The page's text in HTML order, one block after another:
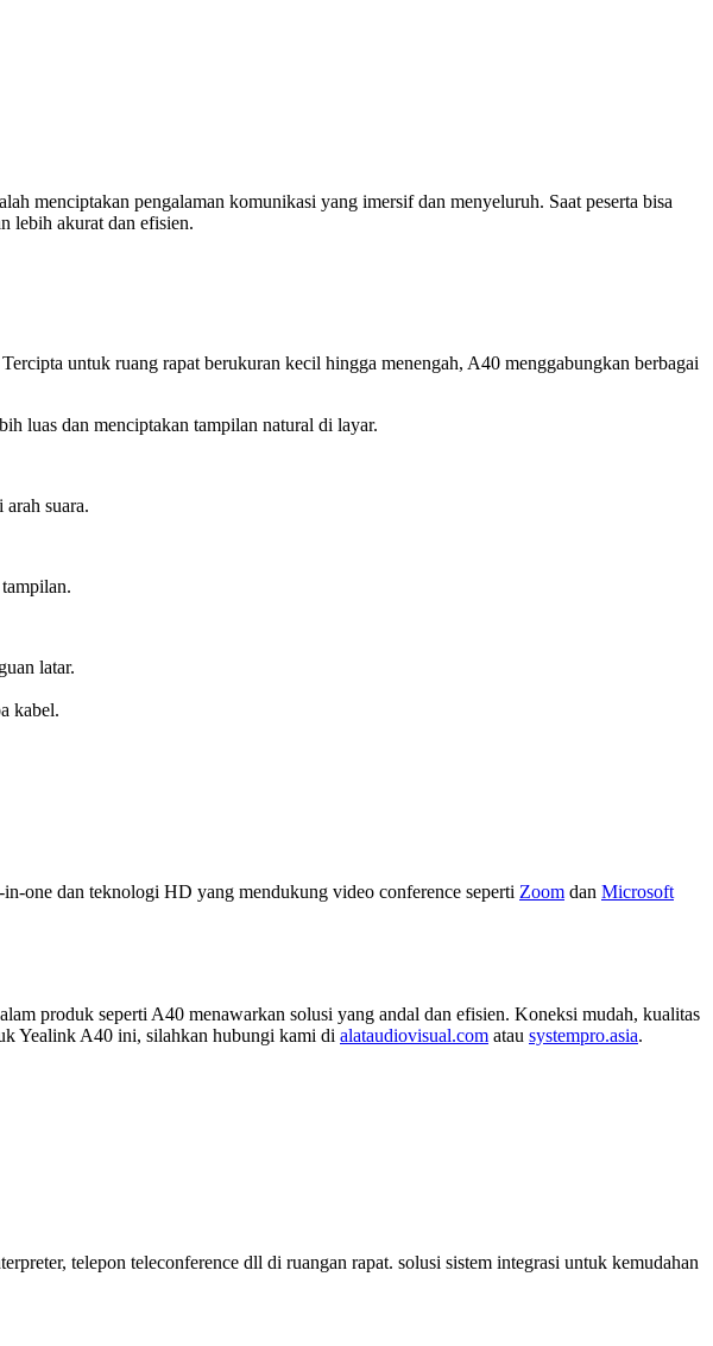
menciptakan pengalaman komunikasi yang imersif dan menyeluruh. Saat peserta bisa
lebih akurat dan efisien.
untuk ruang rapat berukuran kecil hingga menengah, A40 menggabungkan berbagai
luas dan menciptakan tampilan natural di layar.
suara.
latar.
kabel.
one dan teknologi HD yang mendukung video conference seperti Zoom dan Microsoft
produk seperti A40 menawarkan solusi yang andal dan efisien. Koneksi mudah, kualitas
Yealink A40 ini, silahkan hubungi kami di alataudiovisual.com atau systempro.asia.
telepon teleconference dll di ruangan rapat. solusi sistem integrasi untuk kemudahan